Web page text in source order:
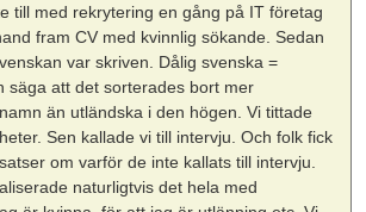
till med rekrytering en gång på IT företag
fram CV med kvinnlig sökande. Sedan
var skriven. Dålig svenska =
säga att det sorterades bort mer
än utländska i den högen. Vi tittade
Sen kallade vi till intervju. Och folk fick
om varför de inte kallats till intervju.
naturligtvis det hela med